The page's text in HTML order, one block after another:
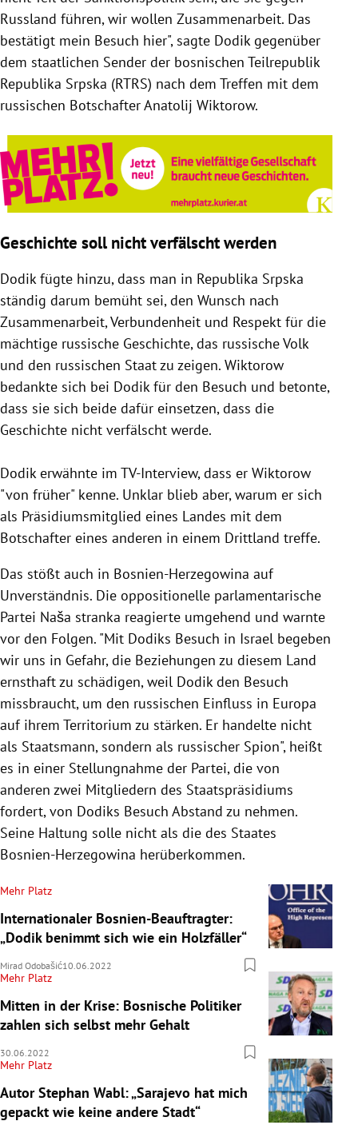
Russland führen, wir wollen Zusammenarbeit. Das
bestätigt mein Besuch hier", sagte Dodik gegenüber
dem staatlichen Sender der bosnischen Teilrepublik
Republika Srpska (RTRS) nach dem Treffen mit dem
russischen Botschafter Anatolij Wiktorow.
Geschichte soll nicht verfälscht werden
Dodik fügte hinzu, dass man in Republika Srpska ​​
ständig darum bemüht sei, den Wunsch nach
Zusammenarbeit, Verbundenheit und Respekt für die
mächtige russische Geschichte, das russische Volk
und den russischen Staat zu zeigen. Wiktorow
bedankte sich bei Dodik für den Besuch und betonte,
dass sie sich beide dafür einsetzen, dass die
Geschichte nicht verfälscht werde.
Dodik erwähnte im TV-Interview, dass er Wiktorow
"von früher" kenne. Unklar blieb aber, warum er sich
als Präsidiumsmitglied eines Landes mit dem
Botschafter eines anderen in einem Drittland treffe.
Das stößt auch in Bosnien-Herzegowina auf
Unverständnis. Die oppositionelle parlamentarische
Partei Naša stranka reagierte umgehend und warnte
vor den Folgen. "Mit Dodiks Besuch in Israel begeben
wir uns in Gefahr, die Beziehungen zu diesem Land
ernsthaft zu schädigen, weil Dodik den Besuch
missbraucht, um den russischen Einfluss in Europa
auf ihrem Territorium zu stärken. Er handelte nicht
als Staatsmann, sondern als russischer Spion", heißt
es in einer Stellungnahme der Partei, die von
anderen zwei Mitgliedern des Staatspräsidiums
fordert, von Dodiks Besuch Abstand zu nehmen.
Seine Haltung solle nicht als die des Staates
Bosnien-Herzegowina herüberkommen.
Mehr Platz
Internationaler Bosnien-Beauftragter:
„Dodik benimmt sich wie ein Holzfäller“
Mirad Odobašić10.06.2022
Mehr Platz
Mitten in der Krise: Bosnische Politiker
zahlen sich selbst mehr Gehalt
30.06.2022
Mehr Platz
Autor Stephan Wabl: „Sarajevo hat mich
gepackt wie keine andere Stadt“